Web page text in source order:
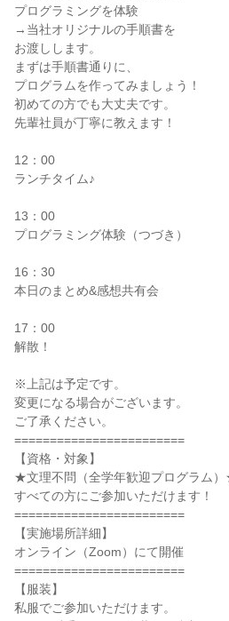
プログラミングを体験
→当社オリジナルの手順書を
お渡しします。
まずは手順書通りに、
プログラムを作ってみましょう！
初めての方でも大丈夫です。
先輩社員が丁寧に教えます！
12：00
ランチタイム♪
13：00
プログラミング体験（つづき）
16：30
本日のまとめ&感想共有会
17：00
解散！
※上記は予定です。
変更になる場合がございます。
ご了承ください。
========================
【資格・対象】
★文理不問（全学年歓迎プログラム
すべての方にご参加いただけます！
========================
【実施場所詳細】
オンライン（Zoom）にて開催
========================
【服装】
私服でご参加いただけます。